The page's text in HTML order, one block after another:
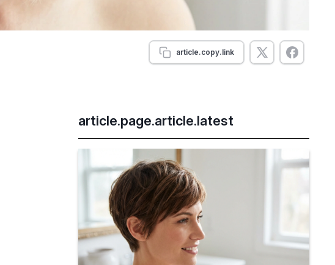
article.copy.link
article.page.article.latest